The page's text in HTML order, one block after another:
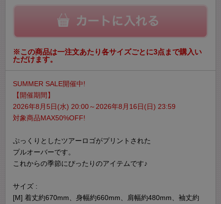
※この商品は一注文あたり各サイズごとに3点まで購入い
ただけます。
SUMMER SALE開催中!
【開催期間】
2026年8月5日(水) 20:00～2026年8月16日(日) 23:59
対象商品MAX50%OFF!
ぷっくりとしたツアーロゴがプリントされた
プルオーバーです。
これからの季節にぴったりのアイテムです♪
サイズ :
[M] 着丈約670mm、身幅約660mm、肩幅約480mm、袖丈約